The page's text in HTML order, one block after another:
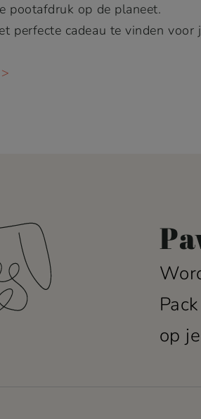
pootafdruk op de planeet.
perfecte cadeau te vinden
op